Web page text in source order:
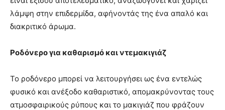
λάμψη στην επιδερμίδα, αφήνοντάς της ένα απαλό και
διακριτικό άρωμα.
Ροδόνερο για καθαρισμό και ντεμακιγιάζ
Το ροδόνερο μπορεί να λειτουργήσει ως ένα εντελώς
φυσικό και ανέξοδο καθαριστικό, απομακρύνοντας τους
ατμοσφαιρικούς ρύπους και το μακιγιάζ που φράζουν